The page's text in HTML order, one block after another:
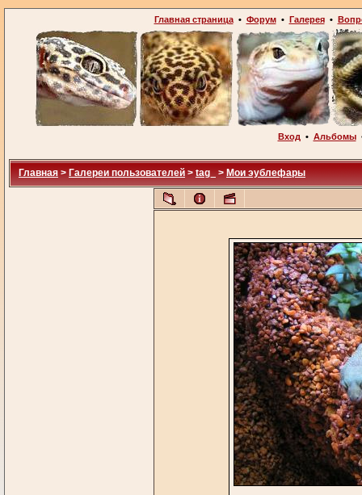
Главная страница• Форум• Галерея•
Вход • Альбомы
Главная > Галереи пользователей > tag_ > Мои эублефары